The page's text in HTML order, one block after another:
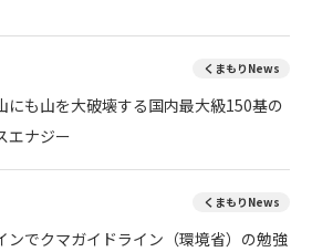
くまもりNews
にも山を大破壊する国内最大級150基の
エナジー
くまもりNews
ンでクマガイドライン（環境省）の勉強